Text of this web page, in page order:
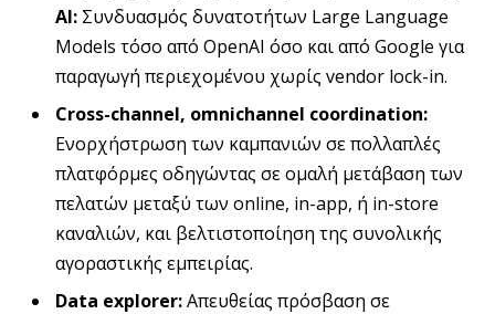
ΑΙ: Συνδυασμός δυνατοτήτων Large Language
Models τόσο από OpenAI όσο και από Google για
παραγωγή περιεχομένου χωρίς vendor lock-in.
Cross-channel, omnichannel coordination:
Ενορχήστρωση των καμπανιών σε πολλαπλές
πλατφόρμες οδηγώντας σε ομαλή μετάβαση των
πελατών μεταξύ των online, in-app, ή in-store
καναλιών, και βελτιστοποίηση της συνολικής
αγοραστικής εμπειρίας.
Data explorer:Απευθείας πρόσβαση σε